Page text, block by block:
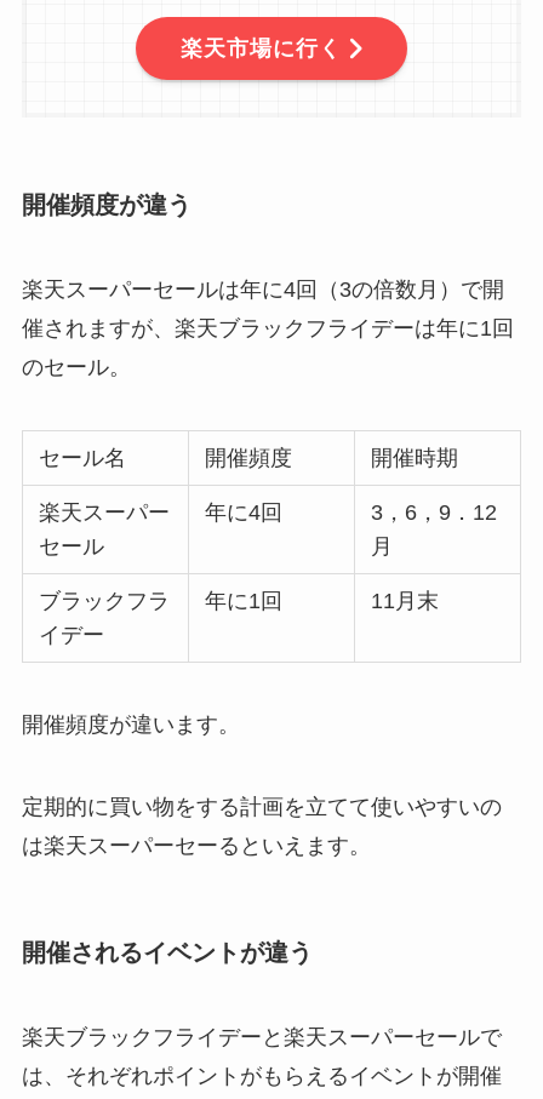
楽天市場に行く
開催頻度が違う
楽天スーパーセールは年に4回（3の倍数月）で開
催されますが、楽天ブラックフライデーは年に1回
のセール。
セール名 開催頻度 開催時期
楽天スーパー
セール
年に4回
3，6，9．12
月
ブラックフラ
イデー
年に1回 11月末
開催頻度が違います。
定期的に買い物をする計画を立てて使いやすいの
は楽天スーパーセーるといえます。
開催されるイベントが違う
楽天ブラックフライデーと楽天スーパーセールで
は、それぞれポイントがもらえるイベントが開催